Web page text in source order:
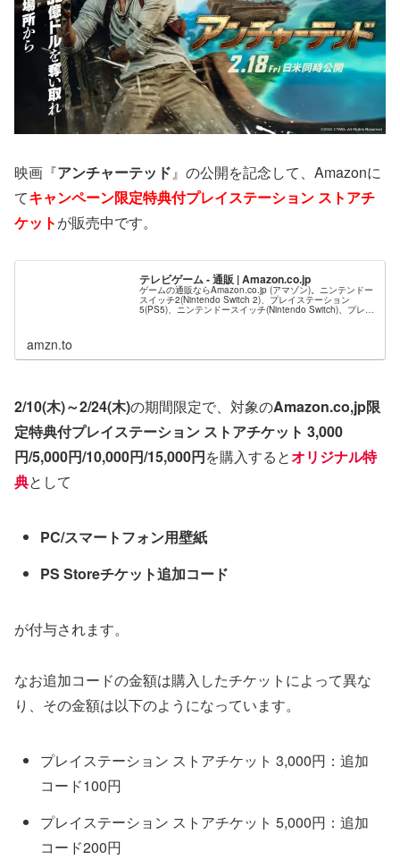
映画『アンチャーテッド 』の公開を記念して、Amazonに
てキャンペーン限定特典付プレイステーション ストアチ
ケットが販売中です。
テレビゲーム - 通販 | Amazon.co.jp
ゲームの通販ならAmazon.co.jp (アマゾン)。ニンテンドー
スイッチ2(Nintendo Switch 2)、プレイステーション
5(PS5)、ニンテンドースイッチ(Nintendo Switch)、プレイ
ステーション4(PS4)、ニ...
amzn.to
2/10(木)～2/24(木)の期間限定で、対象のAmazon.co,jp限
定特典付プレイステーション ストアチケット 3,000
円/5,000円/10,000円/15,000円を購入するとオリジナル特
典として
PC/スマートフォン用壁紙
PS Storeチケット追加コード
が付与されます。
なお追加コードの金額は購入したチケットによって異な
り、その金額は以下のようになっています。
プレイステーション ストアチケット 3,000円：追加
コード100円
プレイステーション ストアチケット 5,000円：追加
コード200円